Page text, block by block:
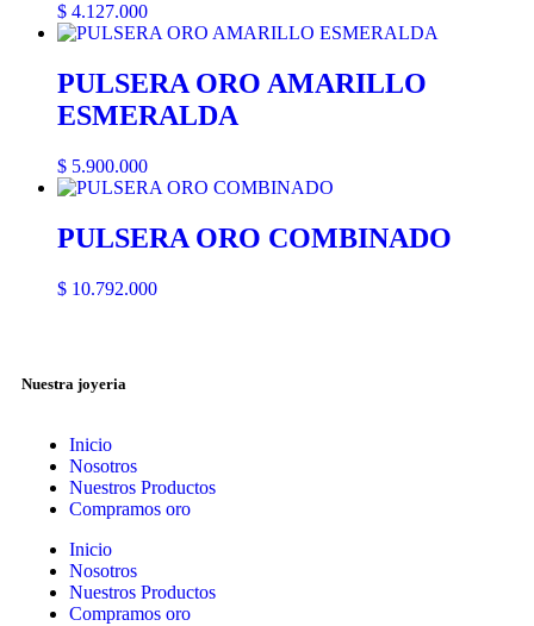
$ 4.127.000
PULSERA ORO AMARILLO
ESMERALDA
$ 5.900.000
PULSERA ORO COMBINADO
$ 10.792.000
Nuestra joyeria
Inicio
Nosotros
Nuestros Productos
Compramos oro
Inicio
Nosotros
Nuestros Productos
Compramos oro